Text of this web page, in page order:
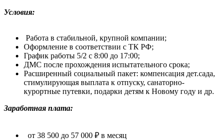
Условия:
Работа в стабильной, крупной компании;
Оформление в соответствии с ТК РФ;
График работы 5/2 с 8:00 до 17:00;
ДМС после прохождения испытательного срока;
Расширенный социальный пакет: компенсация дет.сада,
стимулирующая выплата к отпуску, санаторно-
курортные путевки, подарки детям к Новому году и др.
Заработная плата:
от 38 500 до 57 000 ₽ в месяц